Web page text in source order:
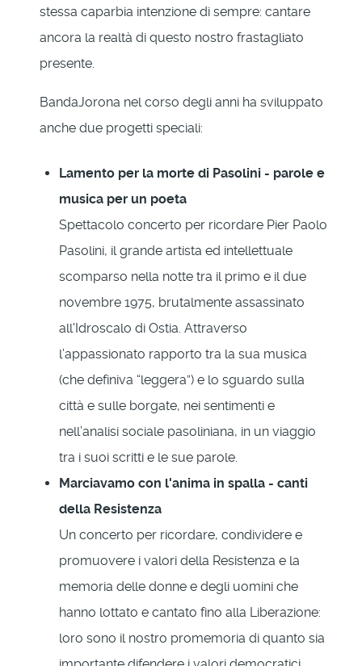
stessa caparbia intenzione di sempre: cantare
ancora la realtà di questo nostro frastagliato
presente.
BandaJorona nel corso degli anni ha sviluppato
anche due progetti speciali:
Lamento per la morte di Pasolini - parole e
musica per un poeta
Spettacolo concerto per ricordare Pier Paolo
Pasolini, il grande artista ed intellettuale
scomparso nella notte tra il primo e il due
novembre 1975, brutalmente assassinato
all'Idroscalo di Ostia. Attraverso
l’appassionato rapporto tra la sua musica
(che definiva “leggera”) e lo sguardo sulla
città e sulle borgate, nei sentimenti e
nell’analisi sociale pasoliniana, in un viaggio
tra i suoi scritti e le sue parole.
Marciavamo con l'anima in spalla - canti
della Resistenza
Un concerto per ricordare, condividere e
promuovere i valori della Resistenza e la
memoria delle donne e degli uomini che
hanno lottato e cantato fino alla Liberazione:
loro sono il nostro promemoria di quanto sia